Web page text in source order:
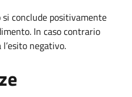
conclude positivamente
In caso contrario
negativo.